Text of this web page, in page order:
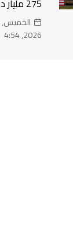
275 مليار دولار
2026, 4:54